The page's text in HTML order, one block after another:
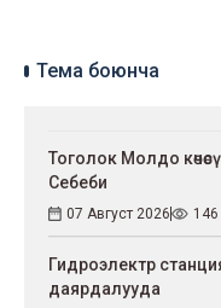
Тема боюнча
Тоголок Молдо
Себеби
07 Август 2026 146
Гидроэлектр
даярдалууда